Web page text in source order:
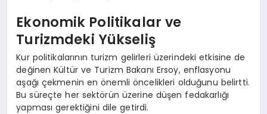
Ekonomik Politikalar ve
Turizmdeki Yükseliş
Kur politikalarının turizm gelirleri üzerindeki etkisine de
değinen Kültür ve Turizm Bakanı Ersoy, enflasyonu
aşağı çekmenin en önemli öncelikleri olduğunu belirtti.
Bu süreçte her sektörün üzerine düşen fedakarlığı
yapması gerektiğini dile getirdi.